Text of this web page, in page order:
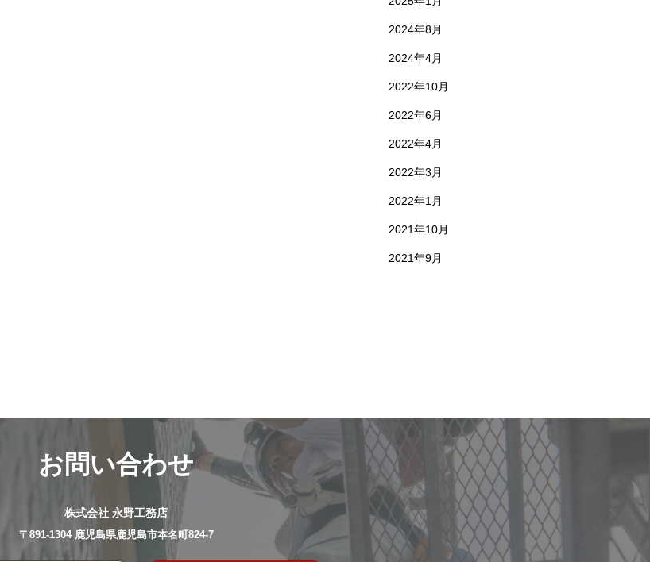
2024年8月
2024年4月
2022年10月
2022年6月
2022年4月
2022年3月
2022年1月
2021年10月
2021年9月
お問い合わせ
株式会社 永野工務店
〒891-1304 鹿児島県鹿児島市本名町824-7